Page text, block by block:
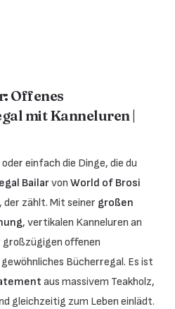
Offenes
mit Kanneluren |
einfach die Dinge, die du
Bailarvon World of Brosi
der zählt. Mit seiner großen
, vertikalen Kanneluren an
großzügigen offenen
Bücherregal. Es ist
aus massivem Teakholz,
gleichzeitig zum Leben einlädt.